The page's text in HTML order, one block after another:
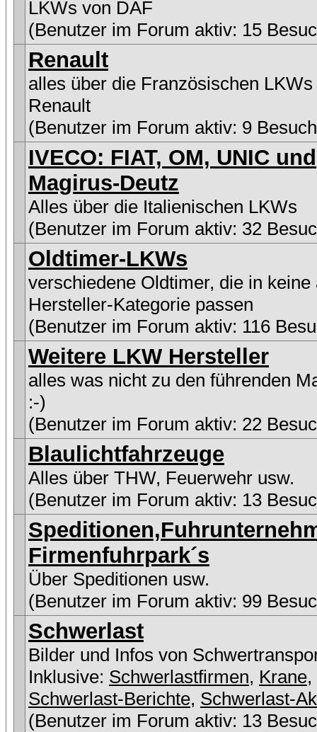
LKWs von DAF
(Benutzer im Forum aktiv: 15
Renault
alles über die Französischen LKWs
Renault
(Benutzer im Forum aktiv: 9
IVECO: FIAT, OM, UNIC und
Magirus-Deutz
Alles über die Italienischen LKWs
(Benutzer im Forum aktiv: 32
Oldtimer-LKWs
verschiedene Oldtimer, die in keine
Hersteller-Kategorie passen
(Benutzer im Forum aktiv: 116
Weitere LKW Hersteller
alles was nicht zu den führenden
:-)
(Benutzer im Forum aktiv: 22
Blaulichtfahrzeuge
Alles über THW, Feuerwehr usw.
(Benutzer im Forum aktiv: 13
Firmenfuhrpark´s
Über Speditionen usw.
(Benutzer im Forum aktiv: 99
Schwerlast
Bilder und Infos von
Inklusive: Schwerlastfirmen, Krane,
Schwerlast-Berichte, Schwerlast-
(Benutzer im Forum aktiv: 13